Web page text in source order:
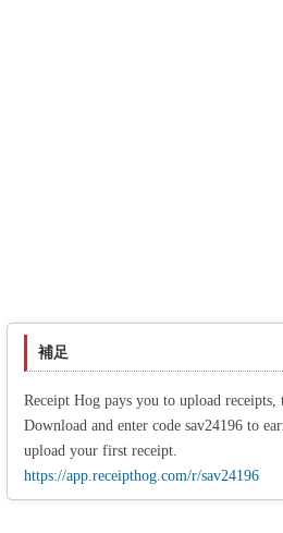
補足
Receipt Hog pays you to upload receipts,
Download and enter code sav24196 to
upload your first receipt.
https://app.receipthog.com/r/sav24196